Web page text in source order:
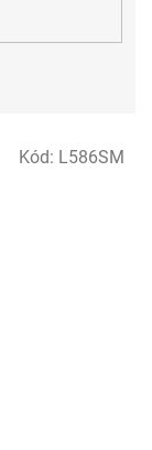
Kód: L586SM